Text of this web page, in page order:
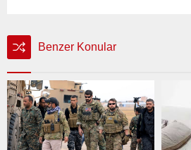
Benzer Konular